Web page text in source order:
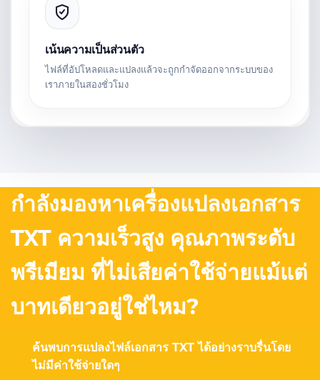
เน้นความเป็นส่วนตัว
ไฟล์ที่อัปโหลดและแปลงแล้วจะถูกกำจัดออกจากระบบของ
เราภายในสองชั่วโมง
กำลังมองหาเครื่องแปลงเอกสาร
TXT ความเร็วสูง คุณภาพระดับ
พรีเมียม ที่ไม่เสียค่าใช้จ่ายแม้แต่
บาทเดียวอยู่ใช่ไหม?
ค้นพบการแปลงไฟล์เอกสาร TXT ได้อย่างราบรื่นโดย
ไม่มีค่าใช้จ่ายใดๆ